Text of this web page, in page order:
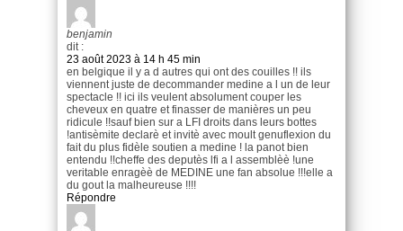
benjamin
dit :
23 août 2023 à 14 h 45 min
en belgique il y a d autres qui ont des couilles !! ils
viennent juste de decommander medine a l un de leur
spectacle !! ici ils veulent absolument couper les
cheveux en quatre et finasser de manières un peu
ridicule !!sauf bien sur a LFI droits dans leurs bottes
!antisèmite declarè et invitè avec moult genuflexion du
fait du plus fidèle soutien a medine ! la panot bien
entendu !!cheffe des deputès lfi a l assemblèè !une
veritable enragèè de MEDINE une fan absolue !!!elle a
du gout la malheureuse !!!!
Répondre